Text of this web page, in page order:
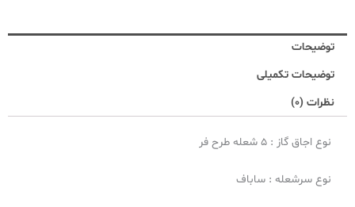
توضیحات
توضیحات تکمیلی
نظرات (0)
نوع اجاق گاز : 5 شعله طرح فر
نوع سرشعله : ساباف